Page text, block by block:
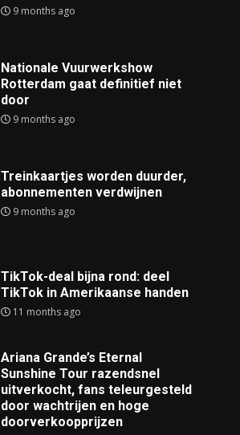
9 months ago
Nationale Vuurwerkshow
Rotterdam gaat definitief niet
door
9 months ago
Treinkaartjes worden duurder,
abonnementen verdwijnen
9 months ago
TikTok-deal bijna rond: deel
TikTok in Amerikaanse handen
11 months ago
Ariana Grande’s Eternal
Sunshine Tour razendsnel
uitverkocht, fans teleurgesteld
door wachtrijen en hoge
doorverkoopprijzen